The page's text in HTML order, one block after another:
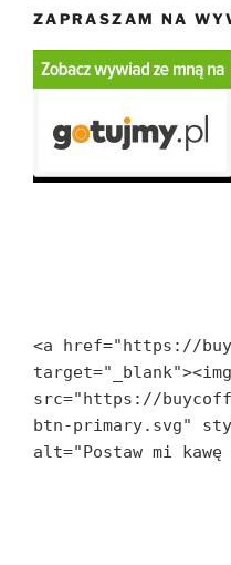
ZAPRASZAM NA
<a href="https://
target="_blank"><img
src="https://
btn-primary.svg"
alt="Postaw mi